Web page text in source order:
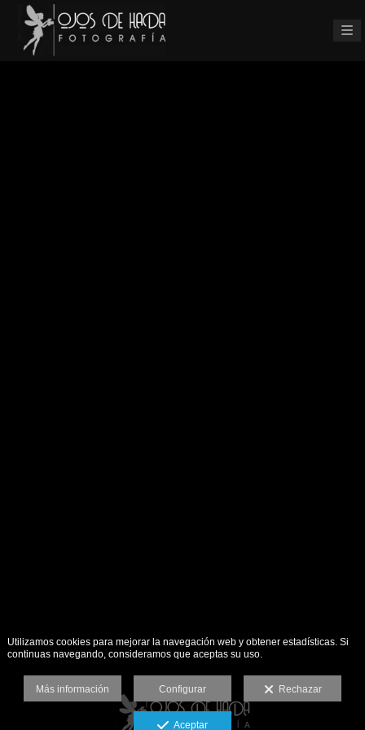
Utilizamos cookies para mejorar la navegación web y obtener estadísticas. Si
continuas navegando, consideramos que aceptas su uso.
Más información Configurar Rechazar
Aceptar